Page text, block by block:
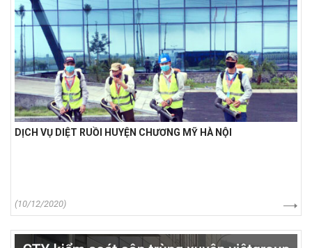
DỊCH VỤ DIỆT RUỒI HUYỆN CHƯƠNG MỸ HÀ NỘI
(10/12/2020)